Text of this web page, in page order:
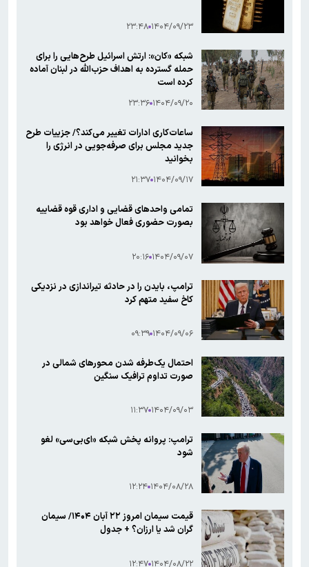
۱۴۰۴/۰۹/۲۳ ۲۳:۴۸
شبکه «کان»: ارتش اسرائیل طرح‌هایی را برای
حمله‌ گسترده به اهداف حزب‌الله در لبنان آماده
کرده است
۱۴۰۴/۰۹/۲۰ ۲۳:۳۶
ساعات‌کاری ادارات تغییر می‌کند؟/ جزییات طرح
جدید مجلس برای صرفه‌جویی در انرژی را
بخوانید
۱۴۰۴/۰۹/۱۷ ۲۱:۳۷
تمامی واحدهای قضایی و اداری قوه قضاییه
بصورت حضوری فعال خواهد بود
۱۴۰۴/۰۹/۰۷ ۲۰:۱۶
ترامپ، بایدن را در حادثه تیراندازی در نزدیکی
کاخ سفید متهم کرد
۱۴۰۴/۰۹/۰۶ ۰۹:۳۹
احتمال یک‌طرفه شدن محورهای شمالی در
صورت تداوم ترافیک سنگین
۱۴۰۴/۰۹/۰۳ ۱۱:۳۷
ترامپ: پروانه پخش شبکه «ای‌بی‌سی» لغو
شود
۱۴۰۴/۰۸/۲۸ ۱۲:۲۴
قیمت سیمان امروز ۲۲ آبان ۱۴۰۴/ سیمان
گران شد یا ارزان؟ + جدول
۱۴۰۴/۰۸/۲۲ ۱۲:۴۷